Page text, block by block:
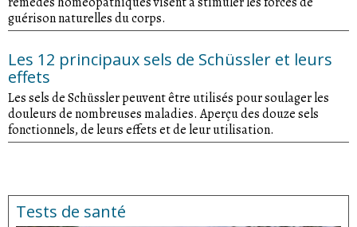
guérison naturelles du corps.
Les 12 principaux sels de Schüssler et leurs
effets
Les sels de Schüssler peuvent être utilisés pour soulager les
douleurs de nombreuses maladies. Aperçu des douze sels
fonctionnels, de leurs effets et de leur utilisation.
Tests de santé